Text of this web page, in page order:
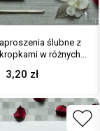
ślubne z
w różnych
wstążką. ZAP-81-04
3,20 zł